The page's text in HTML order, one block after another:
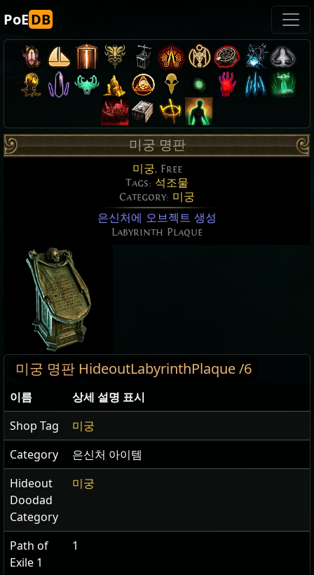
PoEDB
미궁 명판
미궁, Free
Tags: 석조물
Category: 미궁
은신처에 오브젝트 생성
Labyrinth Plaque
미궁 명판 HideoutLabyrinthPlaque /6
이름
상세 설명 표시
Shop Tag
미궁
Category
은신처 아이템
Hideout
Doodad
Category
미궁
Path of
Exile 1
1